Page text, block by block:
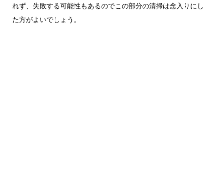
れず、失敗する可能性もあるのでこの部分の清掃は念入りにし
た方がよいでしょう。